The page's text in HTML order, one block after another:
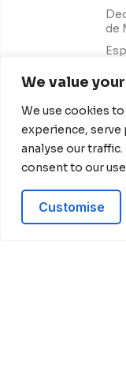
We value
We use cookies
experience, serve
analyse our
consent to our
Customise
de
de